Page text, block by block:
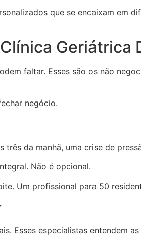
que se encaixam em
Geriátrica
faltar. Esses são os não
negócio.
três da manhã, uma crise de
Não é opcional.
Um profissional para 50
Esses especialistas entendem